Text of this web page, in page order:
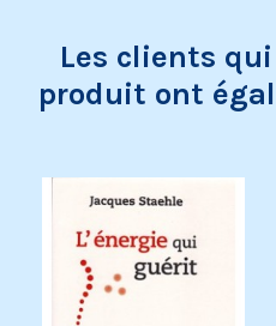
Les clients
produit ont